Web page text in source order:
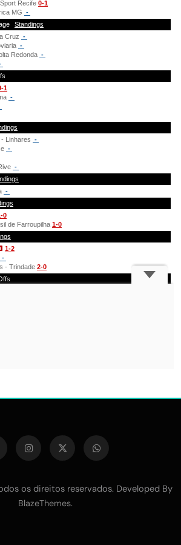
os direitos reservados. Developed By
BlazeThemes.